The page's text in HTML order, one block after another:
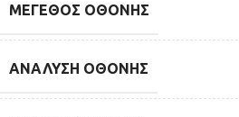
ΜΈΓΕΘΟΣ ΟΘΌΝΗΣ
ΑΝΆΛΥΣΗ ΟΘΌΝΗΣ